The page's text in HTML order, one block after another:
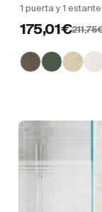
1 puerta y 1
175,01€